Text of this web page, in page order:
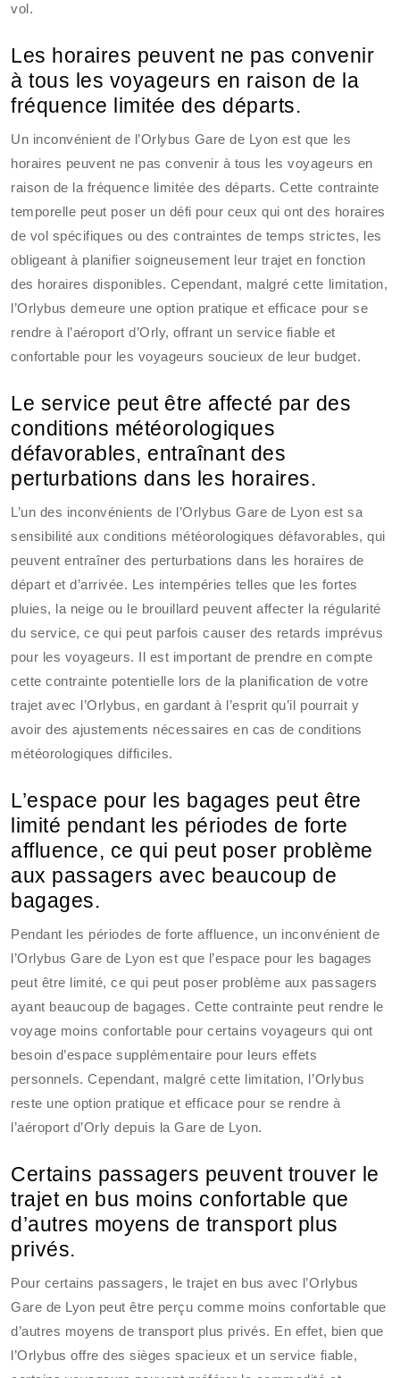
vol.
Les horaires peuvent ne pas convenir
à tous les voyageurs en raison de la
fréquence limitée des départs.
Un inconvénient de l’Orlybus Gare de Lyon est que les
horaires peuvent ne pas convenir à tous les voyageurs en
raison de la fréquence limitée des départs. Cette contrainte
temporelle peut poser un défi pour ceux qui ont des horaires
de vol spécifiques ou des contraintes de temps strictes, les
obligeant à planifier soigneusement leur trajet en fonction
des horaires disponibles. Cependant, malgré cette limitation,
l’Orlybus demeure une option pratique et efficace pour se
rendre à l’aéroport d’Orly, offrant un service fiable et
confortable pour les voyageurs soucieux de leur budget.
Le service peut être affecté par des
conditions météorologiques
défavorables, entraînant des
perturbations dans les horaires.
L’un des inconvénients de l’Orlybus Gare de Lyon est sa
sensibilité aux conditions météorologiques défavorables, qui
peuvent entraîner des perturbations dans les horaires de
départ et d’arrivée. Les intempéries telles que les fortes
pluies, la neige ou le brouillard peuvent affecter la régularité
du service, ce qui peut parfois causer des retards imprévus
pour les voyageurs. Il est important de prendre en compte
cette contrainte potentielle lors de la planification de votre
trajet avec l’Orlybus, en gardant à l’esprit qu’il pourrait y
avoir des ajustements nécessaires en cas de conditions
météorologiques difficiles.
L’espace pour les bagages peut être
limité pendant les périodes de forte
affluence, ce qui peut poser problème
aux passagers avec beaucoup de
bagages.
Pendant les périodes de forte affluence, un inconvénient de
l’Orlybus Gare de Lyon est que l’espace pour les bagages
peut être limité, ce qui peut poser problème aux passagers
ayant beaucoup de bagages. Cette contrainte peut rendre le
voyage moins confortable pour certains voyageurs qui ont
besoin d’espace supplémentaire pour leurs effets
personnels. Cependant, malgré cette limitation, l’Orlybus
reste une option pratique et efficace pour se rendre à
l’aéroport d’Orly depuis la Gare de Lyon.
Certains passagers peuvent trouver le
trajet en bus moins confortable que
d’autres moyens de transport plus
privés.
Pour certains passagers, le trajet en bus avec l’Orlybus
Gare de Lyon peut être perçu comme moins confortable que
d’autres moyens de transport plus privés. En effet, bien que
l’Orlybus offre des sièges spacieux et un service fiable,